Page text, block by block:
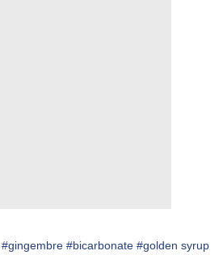
#gingembre #bicarbonate #golden syrup